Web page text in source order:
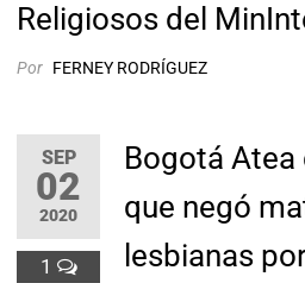
Religiosos del
Por FERNEY RODRÍGUEZ
SEP
02
2020
1
Bogotá Atea
que negó
lesbianas